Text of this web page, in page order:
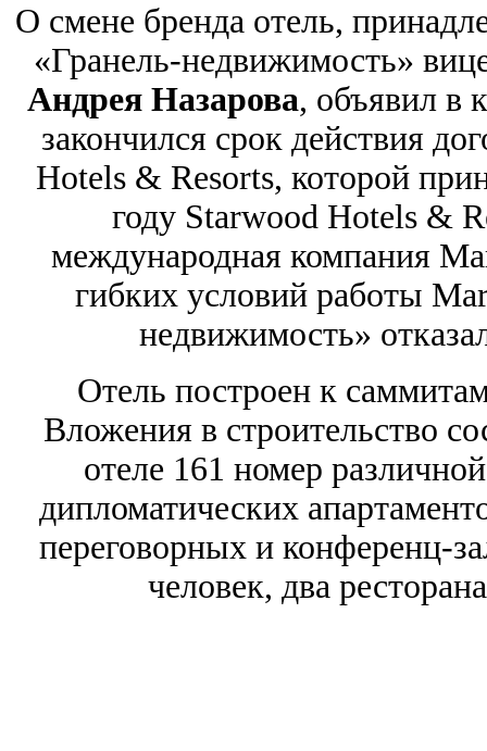
О смене бренда отель,
«Гранель-недвижимость»
Андрея Назарова, объявил в
закончился срок действия
Hotels & Resorts, которой
году Starwood Hotels &
международная компания
гибких условий работы
недвижимость»
Отель построен к
Вложения в строительство
отеле 161 номер
дипломатических
переговорных и конференц-
человек, два